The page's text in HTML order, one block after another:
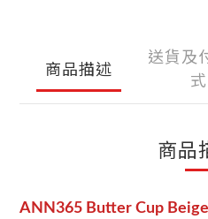
商品描述
送貨及
式
商品
ANN365 Butter Cup